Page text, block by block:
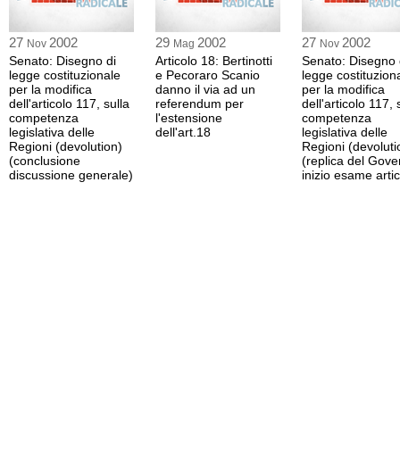
Dunque, l'obiettivo deve essere quello dello "sciopero generale europeo contro
essere portatore di "un primo risultato per il movimento".
"Nella pancia della società italiana è cresciuta l'idea che questo deve essere un
per tutti", ha detto Bertinotti, sottolineando, in conclusione, la necessità di mirare
definito la "rigidità del diritto", una "diga" di diritti oltre la quale il "padrone" non
"base di civiltà del lavoro".
27 Nov 2002
Senato: Disegno di
legge costituzionale
per la modifica
dell'articolo 117, sulla
competenza
legislativa delle
Regioni (devolution)
(conclusione
discussione generale)
29 Mag 2002
Articolo 18: Bertinotti
e Pecoraro Scanio
danno il via ad un
referendum per
l'estensione
dell'art.18
27 Nov 2002
Senato: Disegno
legge
per la modifica
dell'articolo 117,
competenza
legislativa delle
Regioni
(replica del
inizio esame